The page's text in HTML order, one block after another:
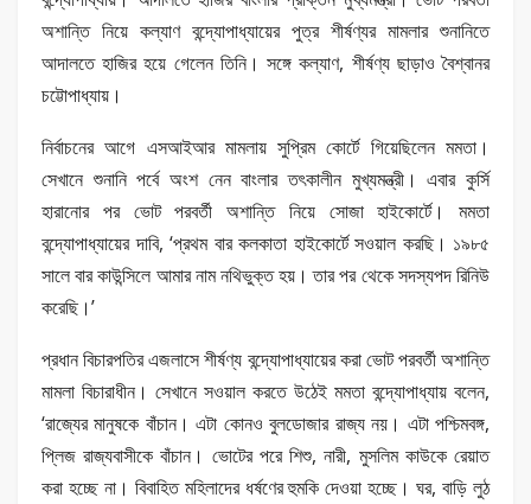
অশান্তি নিয়ে কল্যাণ বন্দ্যোপাধ্যায়ের পুত্র শীর্ষণ্যর মামলার শুনানিতে
আদালতে হাজির হয়ে গেলেন তিনি। সঙ্গে কল্যাণ, শীর্ষণ্য ছাড়াও বৈশ্বানর
চট্টোপাধ্যায়।
নির্বাচনের আগে এসআইআর মামলায় সুপ্রিম কোর্টে গিয়েছিলেন মমতা।
সেখানে শুনানি পর্বে অংশ নেন বাংলার তৎকালীন মুখ্যমন্ত্রী। এবার কুর্সি
হারানোর পর ভোট পরবর্তী অশান্তি নিয়ে সোজা হাইকোর্টে। মমতা
বন্দ্যোপাধ্যায়ের দাবি, ‘প্রথম বার কলকাতা হাইকোর্টে সওয়াল করছি। ১৯৮৫
সালে বার কাউন্সিলে আমার নাম নথিভুক্ত হয়। তার পর থেকে সদস্যপদ রিনিউ
করেছি।’
প্রধান বিচারপতির এজলাসে শীর্ষণ্য বন্দ্যোপাধ্যায়ের করা ভোট পরবর্তী অশান্তি
মামলা বিচারাধীন। সেখানে সওয়াল করতে উঠেই মমতা বন্দ্যোপাধ্যায় বলেন,
‘রাজ্যের মানুষকে বাঁচান। এটা কোনও বুলডোজার রাজ্য নয়। এটা পশ্চিমবঙ্গ,
প্লিজ রাজ্যবাসীকে বাঁচান। ভোটের পরে শিশু, নারী, মুসলিম কাউকে রেয়াত
করা হচ্ছে না। বিবাহিত মহিলাদের ধর্ষণের হুমকি দেওয়া হচ্ছে। ঘর, বাড়ি লুঠ